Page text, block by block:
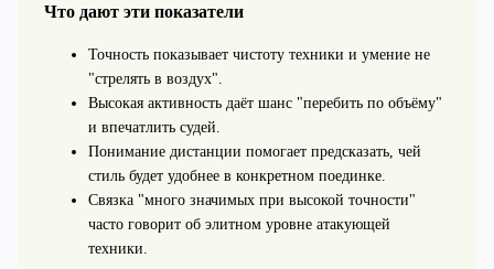
Что дают эти показатели
Точность показывает чистоту техники и умение не
"стрелять в воздух".
Высокая активность даёт шанс "перебить по объёму"
и впечатлить судей.
Понимание дистанции помогает предсказать, чей
стиль будет удобнее в конкретном поединке.
Связка "много значимых при высокой точности"
часто говорит об элитном уровне атакующей
техники.